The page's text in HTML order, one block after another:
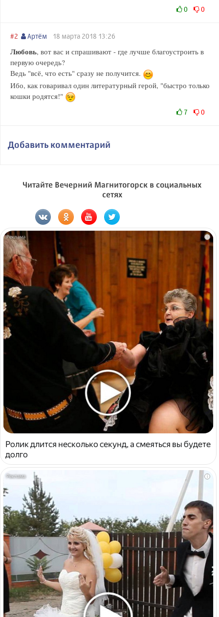
0 0
#2 Артём 18 марта 2018 13:26
Любовь, вот вас и спрашивают - где лучше благоустроить в
первую очередь?
Ведь "всё, что есть" сразу не получится.
Ибо, как говаривал один литературный герой, "быстро только
кошки родятся!"
7 0
Добавить комментарий
Читайте Вечерний Магнитогорск в социальных
сетях
i
Ролик длится несколько секунд, а смеяться вы будете
долго
i